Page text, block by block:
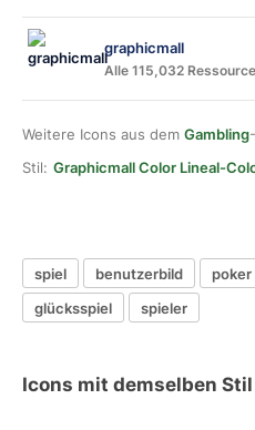
graphicmall
Alle 115,032
Weitere Icons aus dem Gambling
Stil: Graphicmall Color Lineal-
spiel benutzerbild poker
glücksspiel
spieler
Icons mit demselben